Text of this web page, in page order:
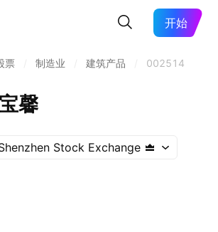
开始
票 制造业 建筑产品 002514
馨
Stock Exchange